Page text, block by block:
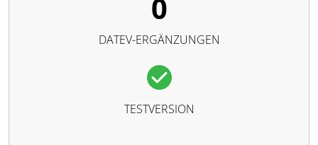
0
DATEV-ERGÄNZUNGEN
TESTVERSION